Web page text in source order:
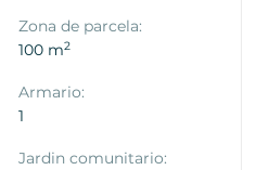
Zona de parcela:
100 m2
Armario:
1
Jardin comunitario: